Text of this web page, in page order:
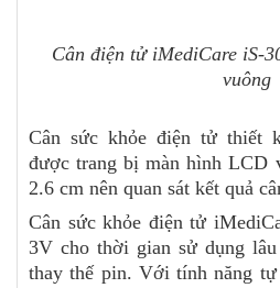
Cân điện tử iMediCare iS-
vuông
Cân sức khỏe điện tử thiết
được trang bị màn hình
2.6 cm nên quan sát kết quả
Cân sức khỏe điện tử
3V cho thời gian sử dụng
thay thế pin. Với tính năng